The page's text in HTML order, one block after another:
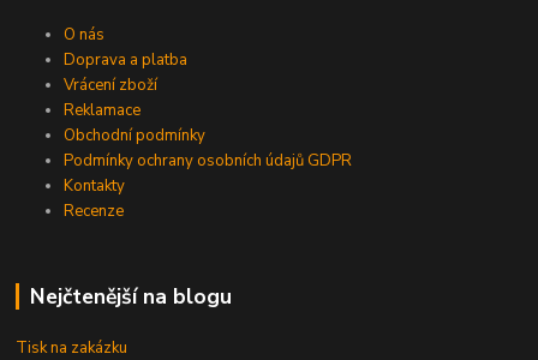
O nás
Doprava a platba
Vrácení zboží
Reklamace
Obchodní podmínky
Podmínky ochrany osobních údajů GDPR
Kontakty
Recenze
Nejčtenější na blogu
Tisk na zakázku